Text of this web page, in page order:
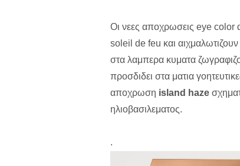
Oι νεες αποχρωσεις eye color
soleil de feu και
στα λαμπερα κυματα
προσδιδει στα ματια
αποχρωση island haze
ηλιοβασιλεματος.
.